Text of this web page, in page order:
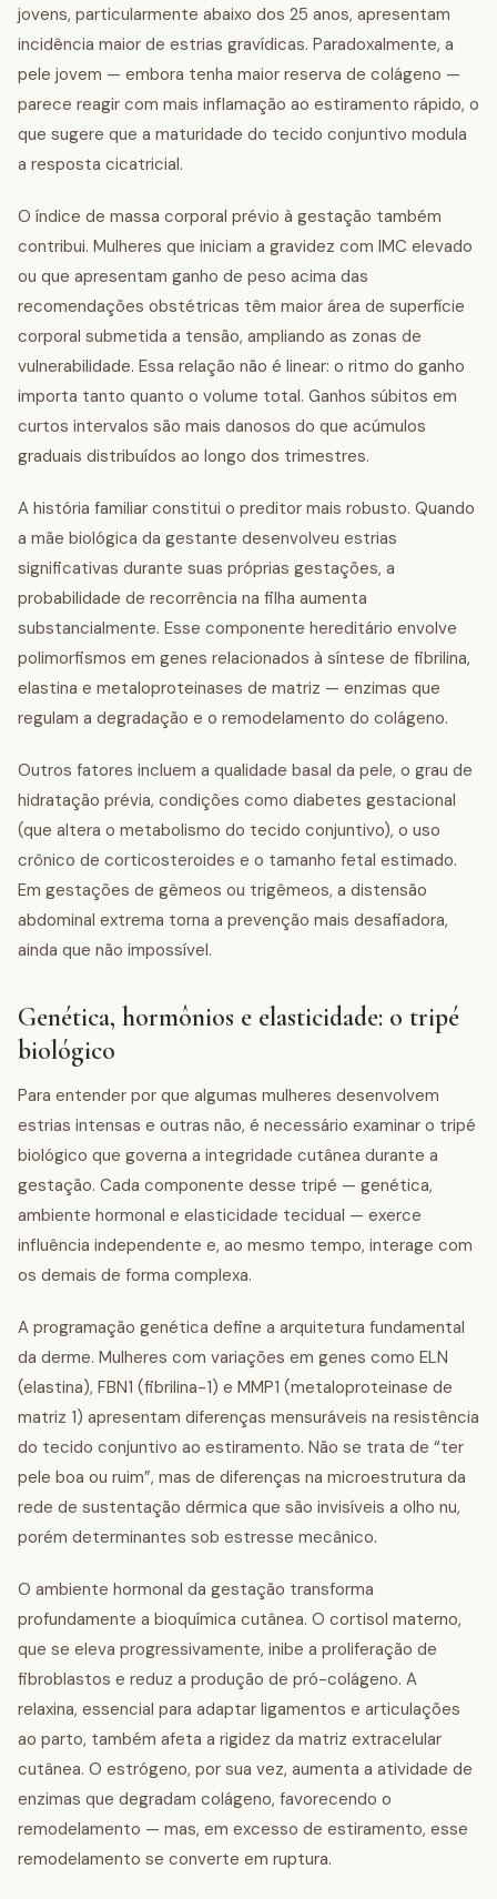
jovens, particularmente abaixo dos 25 anos, apresentam
incidência maior de estrias gravídicas. Paradoxalmente, a
pele jovem — embora tenha maior reserva de colágeno —
parece reagir com mais inflamação ao estiramento rápido, o
que sugere que a maturidade do tecido conjuntivo modula
a resposta cicatricial.
O índice de massa corporal prévio à gestação também
contribui. Mulheres que iniciam a gravidez com IMC elevado
ou que apresentam ganho de peso acima das
recomendações obstétricas têm maior área de superfície
corporal submetida a tensão, ampliando as zonas de
vulnerabilidade. Essa relação não é linear: o ritmo do ganho
importa tanto quanto o volume total. Ganhos súbitos em
curtos intervalos são mais danosos do que acúmulos
graduais distribuídos ao longo dos trimestres.
A história familiar constitui o preditor mais robusto. Quando
a mãe biológica da gestante desenvolveu estrias
significativas durante suas próprias gestações, a
probabilidade de recorrência na filha aumenta
substancialmente. Esse componente hereditário envolve
polimorfismos em genes relacionados à síntese de fibrilina,
elastina e metaloproteinases de matriz — enzimas que
regulam a degradação e o remodelamento do colágeno.
Outros fatores incluem a qualidade basal da pele, o grau de
hidratação prévia, condições como diabetes gestacional
(que altera o metabolismo do tecido conjuntivo), o uso
crônico de corticosteroides e o tamanho fetal estimado.
Em gestações de gêmeos ou trigêmeos, a distensão
abdominal extrema torna a prevenção mais desafiadora,
ainda que não impossível.
Genética, hormônios e elasticidade: o tripé
biológico
Para entender por que algumas mulheres desenvolvem
estrias intensas e outras não, é necessário examinar o tripé
biológico que governa a integridade cutânea durante a
gestação. Cada componente desse tripé — genética,
ambiente hormonal e elasticidade tecidual — exerce
influência independente e, ao mesmo tempo, interage com
os demais de forma complexa.
A programação genética define a arquitetura fundamental
da derme. Mulheres com variações em genes como ELN
(elastina), FBN1 (fibrilina-1) e MMP1 (metaloproteinase de
matriz 1) apresentam diferenças mensuráveis na resistência
do tecido conjuntivo ao estiramento. Não se trata de “ter
pele boa ou ruim”, mas de diferenças na microestrutura da
rede de sustentação dérmica que são invisíveis a olho nu,
porém determinantes sob estresse mecânico.
O ambiente hormonal da gestação transforma
profundamente a bioquímica cutânea. O cortisol materno,
que se eleva progressivamente, inibe a proliferação de
fibroblastos e reduz a produção de pró-colágeno. A
relaxina, essencial para adaptar ligamentos e articulações
ao parto, também afeta a rigidez da matriz extracelular
cutânea. O estrógeno, por sua vez, aumenta a atividade de
enzimas que degradam colágeno, favorecendo o
remodelamento — mas, em excesso de estiramento, esse
remodelamento se converte em ruptura.